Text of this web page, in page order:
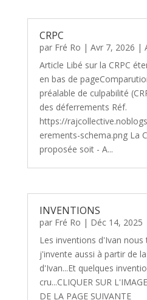
CRPC
par Fré Ro | Avr 7, 2026 |
Article Libé sur la CRPC
en bas de
préalable de culpabilité
des déferrements Réf.
https://
erements-schema.png La
proposée soit - A...
INVENTIONS
par Fré Ro | Déc 14, 2025
Les inventions d'Ivan
j'invente aussi à partir de
d'Ivan...Et quelques
cru...CLIQUER SUR
DE LA PAGE SUIVANTE